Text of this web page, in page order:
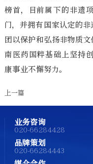
榜首，目前属下的非遗
门，并拥有国家认定的
团以保护和弘扬非物质
南医药国粹基础上坚持
康事业不懈努力。
上一篇
业务咨询
020-66284428
品牌策划
020-66284443